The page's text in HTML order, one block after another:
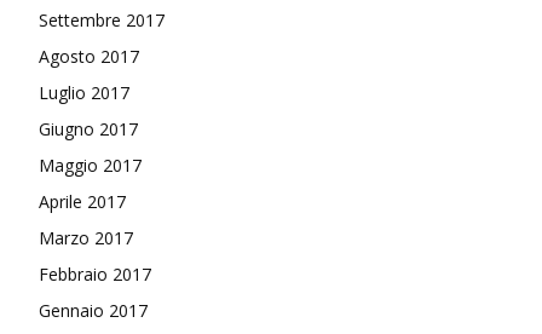
Settembre 2017
Agosto 2017
Luglio 2017
Giugno 2017
Maggio 2017
Aprile 2017
Marzo 2017
Febbraio 2017
Gennaio 2017